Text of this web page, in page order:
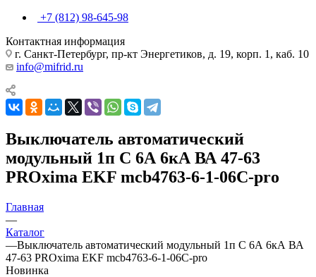
+7 (812) 98-645-98
Контактная информация
г. Санкт-Петербург, пр-кт Энергетиков, д. 19, корп. 1, каб. 10
info@mifrid.ru
Выключатель автоматический
модульный 1п C 6А 6кА ВА 47-63
PROxima EKF mcb4763-6-1-06C-pro
Главная
—
Каталог
—Выключатель автоматический модульный 1п C 6А 6кА ВА
47-63 PROxima EKF mcb4763-6-1-06C-pro
Новинка